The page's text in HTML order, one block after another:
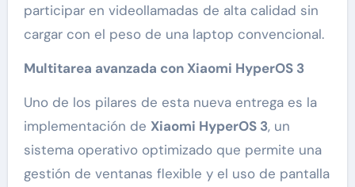
participar en videollamadas de alta calidad sin
cargar con el peso de una laptop convencional.
Multitarea avanzada con Xiaomi HyperOS 3
Uno de los pilares de esta nueva entrega es la
implementación de Xiaomi HyperOS 3, un
sistema operativo optimizado que permite una
gestión de ventanas flexible y el uso de pantalla